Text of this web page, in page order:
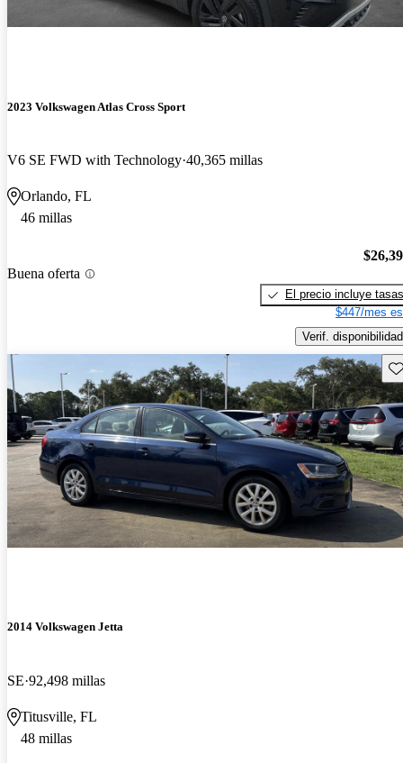
2023 Volkswagen Atlas Cross Sport
V6 SE FWD with Technology 40,365 millas
Orlando, FL
46 millas
Buena oferta
El precio incluye tasas
$447/mes
Verif. disponibilidad
2014 Volkswagen Jetta
SE 92,498 millas
Titusville, FL
48 millas